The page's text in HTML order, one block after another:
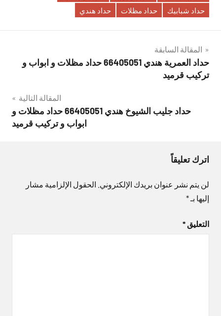
حداد شبابيك
حداد مظلات حداد هندي
تصفّح
المقالات
المقالة السابقة
حداد العمرية هندي 66405051 حداد مظلات و ابواب و
تركيب قرميد
المقالة التالية
حداد جليب الشيوخ هندي 66405051 حداد مظلات و
ابواب و تركيب قرميد
اترك تعليقاً
لن يتم نشر عنوان بريدك الإلكتروني. الحقول الإلزامية مشار
إليها بـ*
التعليق *